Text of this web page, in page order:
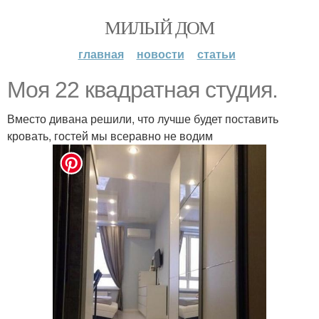
МИЛЫЙ ДОМ
главная новости статьи
Моя 22 квадратная студия.
Вместо дивана решили, что лучше будет поставить
кровать, гостей мы всеравно не водим